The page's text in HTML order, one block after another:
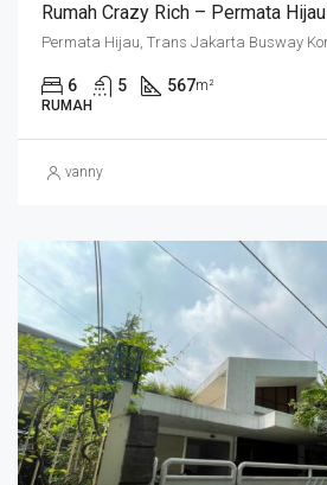
Rumah Crazy Rich – Permata Hijau
6 5 567m²
RUMAH
vanny